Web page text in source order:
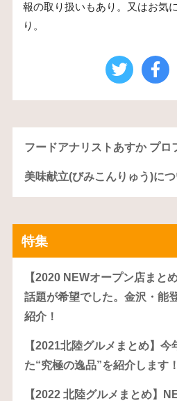
報の取り扱いもあり。又はお気
り。
フードアナリストあすか プロ
美味献立(びみこんりゅう)に
特集
【2020 NEWオープン店まと
話題が希望でした。金沢・能
紹介！
【2021北陸グルメまとめ】
た“究極の逸品”を紹介します
【2022 北陸グルメまとめ】